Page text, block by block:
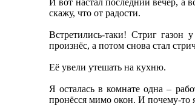
И вот настал последний вечер, а
скажу, что от радости.
Встретились-таки! Стриг газон
произнёс, а потом снова стал
Её увели утешать на кухню.
Я осталась в комнате одна –
пронёсся мимо окон. И почему-то